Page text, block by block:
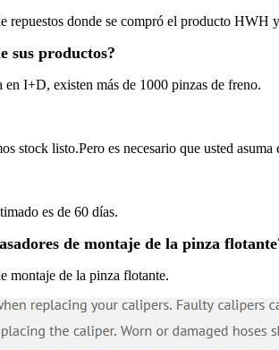
repuestos donde se compró el producto
sus productos?
I+D, existen más de 1000 pinzas de freno.
stock listo.Pero es necesario que usted
es de 60 días.
de montaje de la pinza
montaje de la pinza flotante.